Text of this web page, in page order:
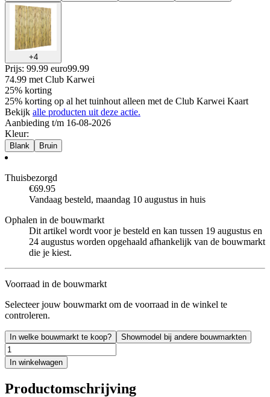
+4
Prijs: 99.99 euro99.99
74.99 met Club Karwei
25% korting
25% korting op al het tuinhout alleen met de Club Karwei Kaart
Bekijk alle producten uit deze actie.
Aanbieding t/m 16-08-2026
Kleur:
Blank Bruin
Thuisbezorgd
€69.95
Vandaag besteld, maandag 10 augustus in huis
Ophalen in de bouwmarkt
Dit artikel wordt voor je besteld en kan tussen 19 augustus en
24 augustus worden opgehaald afhankelijk van de bouwmarkt
die je kiest.
Voorraad in de bouwmarkt
Selecteer jouw bouwmarkt om de voorraad in de winkel te
controleren.
In welke bouwmarkt te koop? Showmodel bij andere bouwmarkten
In winkelwagen
Productomschrijving